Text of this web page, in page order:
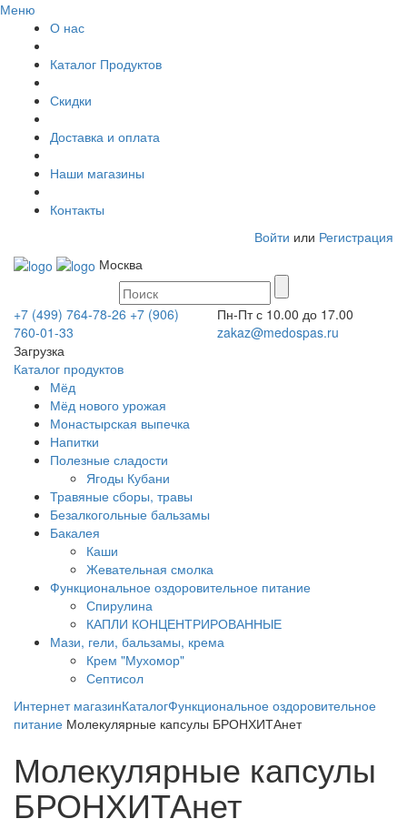
Меню
О нас
Каталог Продуктов
Скидки
Доставка и оплата
Наши магазины
Контакты
Войти или Регистрация
Москва
+7 (499) 764-78-26 +7 (906)
760-01-33
Пн-Пт с 10.00 до 17.00
zakaz@medospas.ru
Загрузка
Каталог продуктов
Мёд
Мёд нового урожая
Монастырская выпечка
Напитки
Полезные сладости
Ягоды Кубани
Травяные сборы, травы
Безалкогольные бальзамы
Бакалея
Каши
Жевательная смолка
Функциональное оздоровительное питание
Спирулина
КАПЛИ КОНЦЕНТРИРОВАННЫЕ
Мази, гели, бальзамы, крема
Крем "Мухомор"
Септисол
Интернет магазинКаталогФункциональное оздоровительное
питание Молекулярные капсулы БРОНХИТАнет
Молекулярные капсулы
БРОНХИТАнет